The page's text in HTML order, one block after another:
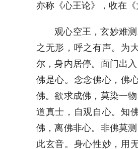
亦称《心王论》，收在
观心空王，玄妙难
之无形，呼之有声。为
尔，身内居停。面门出
佛是心。念念佛心，佛
佛。欲求成佛，莫染一
道真士，自观自心。知
佛，离佛非心。非佛莫
此玄音。身心性妙，用